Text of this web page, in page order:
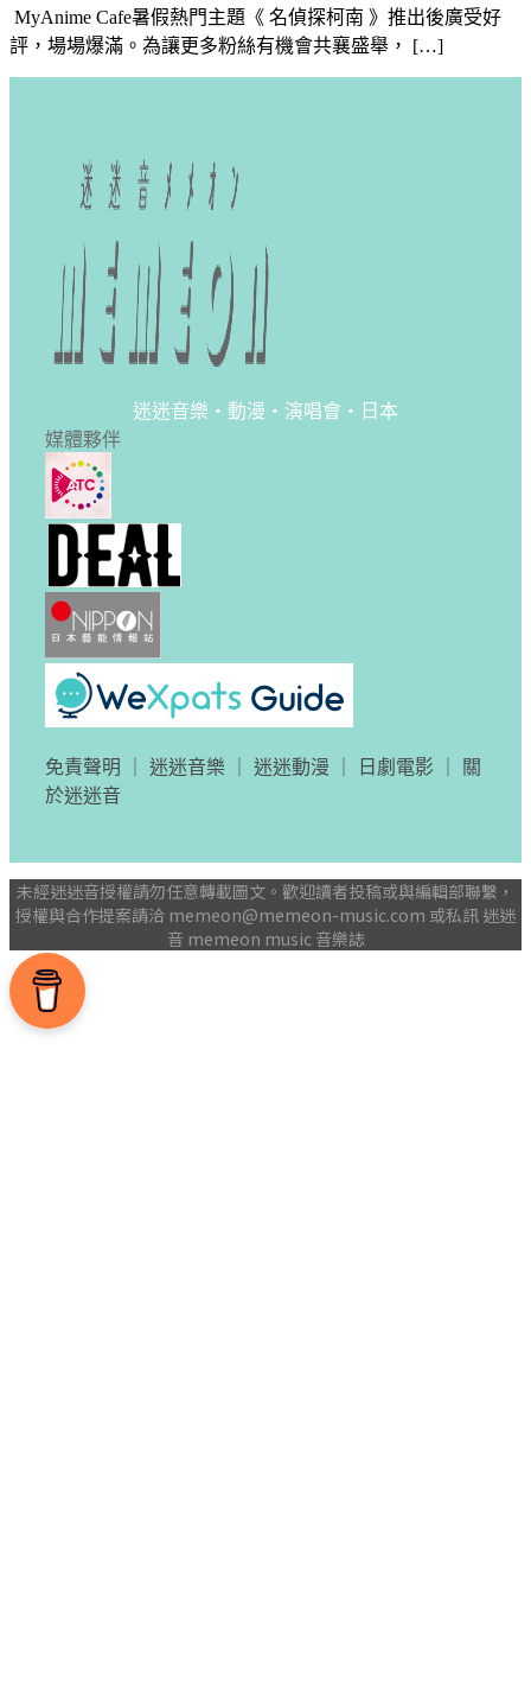
MyAnime Cafe暑假熱門主題《 名偵探柯南 》推出後廣受好
評，場場爆滿。為讓更多粉絲有機會共襄盛舉， […]
迷迷音樂・動漫・演唱會・日本
媒體夥伴
免責聲明 迷迷音樂 迷迷動漫 日劇電影
關
於迷迷音
未經迷迷音授權請勿任意轉載圖文。歡迎讀者投稿或與編輯部聯繫，
授權與合作提案請洽 memeon@memeon-music.com 或私訊 迷迷
音 memeon music 音樂誌